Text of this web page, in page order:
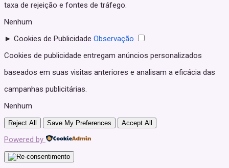
taxa de rejeição e fontes de tráfego.
Nenhum
► Cookies de Publicidade Observação
Cookies de publicidade entregam anúncios personalizados
baseados em suas visitas anteriores e analisam a eficácia das
campanhas publicitárias.
Nenhum
Reject All Save My Preferences Accept All
Powered by